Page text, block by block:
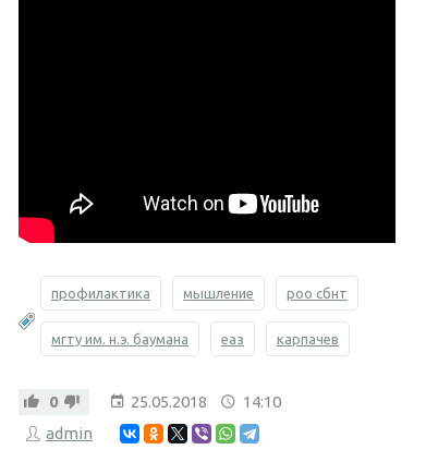
профилактика мышление роо сбнт
мгту им. н.э. баумана еаз карпачев
0 25.05.2018
14:10
admin